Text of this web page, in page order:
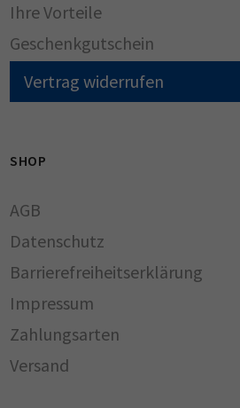
Ihre Vorteile
Geschenkgutschein
Vertrag widerrufen
SHOP
AGB
Datenschutz
Barrierefreiheitserklärung
Impressum
Zahlungsarten
Versand